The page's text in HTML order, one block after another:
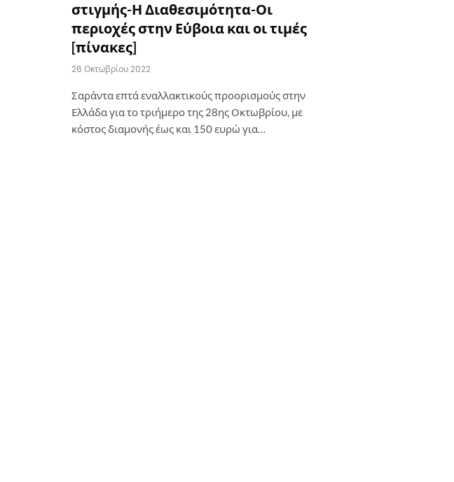
στιγμής-Η Διαθεσιμότητα-Οι
περιοχές στην Εύβοια και οι τιμές
[πίνακες]
26 Οκτωβρίου 2022
Σαράντα επτά εναλλακτικούς προορισμούς στην
Ελλάδα για το τριήμερο της 28ης Οκτωβρίου, με
κόστος διαμονής έως και 150 ευρώ για…